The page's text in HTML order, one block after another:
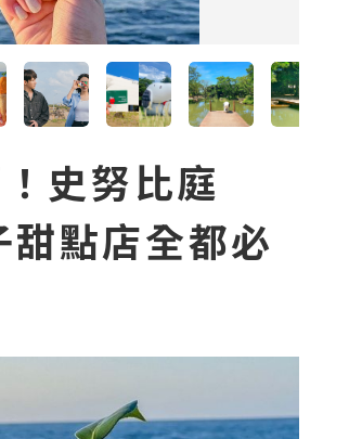
史努比庭
甜點店全都必